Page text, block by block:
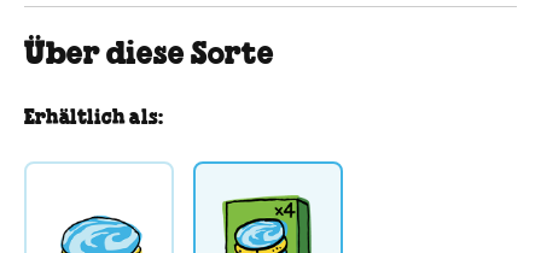
Über diese Sorte
Erhältlich als: